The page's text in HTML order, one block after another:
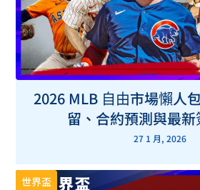
2026 MLB 自由市場懶人
留、合約預測與最
27 1 月, 2026
世界盃